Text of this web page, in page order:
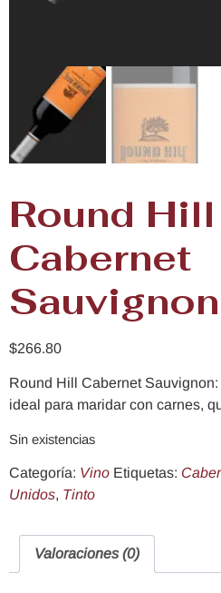
Round Hill
Cabernet
Sauvignon
$266.80
Round Hill Cabernet
ideal para maridar con carnes,
Sin existencias
Categoría: Vino Etiquetas:
Unidos, Tinto
Valoraciones (0)